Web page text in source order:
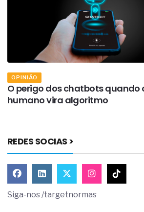
OPINIÃO
O perigo dos chatbots quando
humano vira algoritmo
REDES SOCIAS >
Siga-nos /targetnormas